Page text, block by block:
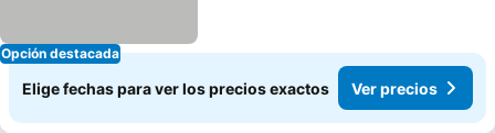
Opción destacada
Elige fechas para ver los precios exactos Ver precios